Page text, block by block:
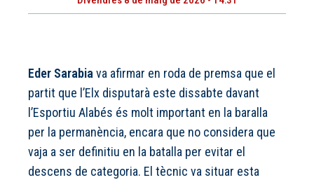
Eder Sarabia va afirmar en roda de premsa que el
partit que l’Elx disputarà este dissabte davant
l’Esportiu Alabés és molt important en la baralla
per la permanència, encara que no considera que
vaja a ser definitiu en la batalla per evitar el
descens de categoria. El tècnic va situar esta